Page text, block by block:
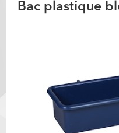
Bac plastique